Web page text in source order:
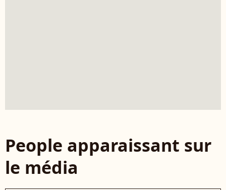
People apparaissant sur
le média